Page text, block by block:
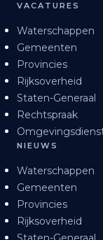
VACATURES
Waterschappen
Gemeenten
Provincies
Rijksoverheid
Staten-Generaal
Rechtspraak
NIEUWS
Waterschappen
Gemeenten
Provincies
Rijksoverheid